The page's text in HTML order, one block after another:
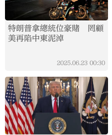
特朗普拿總統位豪賭 罔顧
美再陷中東泥淖
2025.06.23 00:30